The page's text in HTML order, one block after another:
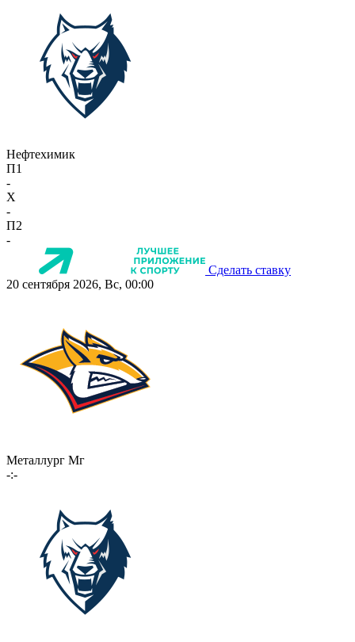
Нефтехимик
П1
-
X
-
П2
-
Сделать ставку
20 сентября 2026, Вс, 00:00
Металлург Мг
-:-